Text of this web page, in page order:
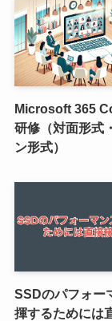
Microsoft 365
研修（対面形式
ン形式）
SSDのパフォー
揮するためには